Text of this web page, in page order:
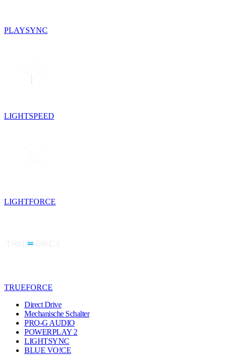
PLAYSYNC
LIGHTSPEED
LIGHTFORCE
TRUEFORCE
Direct Drive
Mechanische Schalter
PRO-G AUDIO
POWERPLAY 2
LIGHTSYNC
BLUE VO!CE